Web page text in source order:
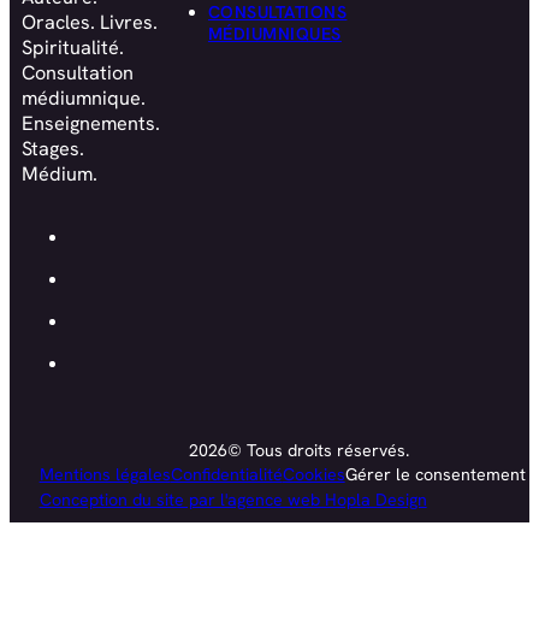
Oracles. Livres.
Spiritualité.
Consultation
médiumnique.
Enseignements.
Stages.
Médium.
CONSULTATIONS
MÉDIUMNIQUES
2026© Tous droits réservés.
Mentions légalesConfidentialitéCookiesGérer le consentement
Conception du site par l'agence web Hopla Design